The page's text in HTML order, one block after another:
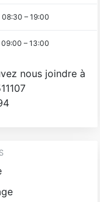
08:30 – 19:00
09:00 –13:00
nous joindre à